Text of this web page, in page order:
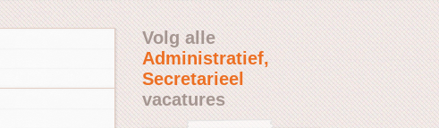
Volg alle
Administratief,
Secretarieel
vacatures